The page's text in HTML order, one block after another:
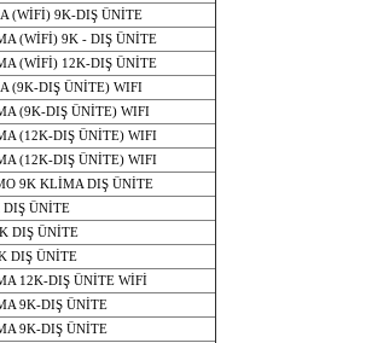
(WİFİ) 9K-DIŞ ÜNİTE
(WİFİ) 9K - DIŞ ÜNİTE
(WİFİ) 12K-DIŞ ÜNİTE
(9K-DIŞ ÜNİTE) WIFI
(9K-DIŞ ÜNİTE) WIFI
(12K-DIŞ ÜNİTE) WIFI
(12K-DIŞ ÜNİTE) WIFI
9K KLİMA DIŞ ÜNİTE
DIŞ ÜNİTE
DIŞ ÜNİTE
DIŞ ÜNİTE
12K-DIŞ ÜNİTE WİFİ
9K-DIŞ ÜNİTE
9K-DIŞ ÜNİTE